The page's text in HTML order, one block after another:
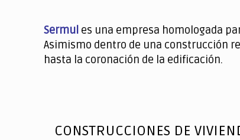
Sermul es una empresa homologada
Asimismo dentro de una construcción
hasta la coronación de la edificación.
CONSTRUCCIONES DE